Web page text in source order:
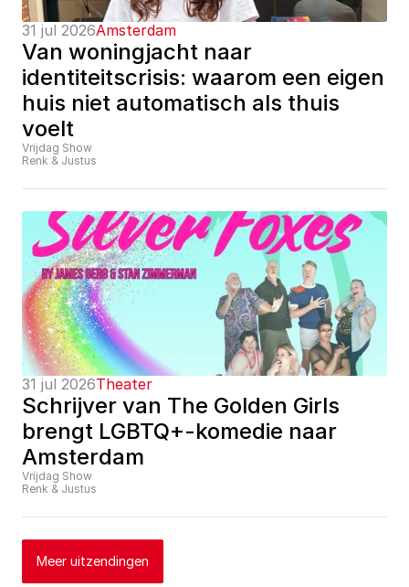
31 jul 2026Amsterdam
Van woningjacht naar
identiteitscrisis: waarom een eigen
huis niet automatisch als thuis
voelt
Vrijdag Show
Renk & Justus
31 jul 2026Theater
Schrijver van The Golden Girls
brengt LGBTQ+-komedie naar
Amsterdam
Vrijdag Show
Renk & Justus
Meer uitzendingen